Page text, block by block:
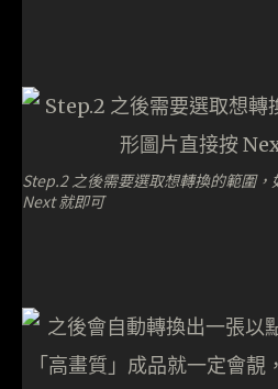
Step.2 之後需要選取想轉換的範圍
Next 就即可